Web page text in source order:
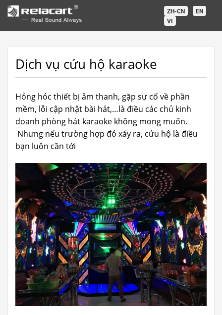
Chuyển
đến
nội
ZH-CN
EN
VI
Dịch vụ cứu hộ karaoke
Hỏng hóc thiết bị âm thanh, gặp sự cố về phần
mềm, lỗi cập nhật bài hát,…là điều các chủ kinh
doanh phòng hát karaoke không mong muốn.
Nhưng nếu trường hợp đó xảy ra, cứu hộ là điều
bạn luôn cần tới